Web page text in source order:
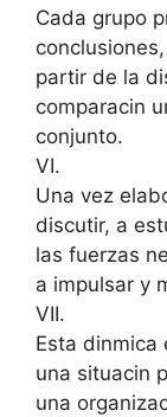
Cada grupo
partir de la
comparacin
conjunto.
VI.
Una vez
discutir, a
las fuerzas
a impulsar y
VII.
Esta dinmica
una situacin
una